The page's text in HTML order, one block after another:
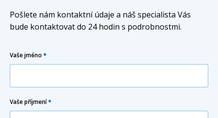
Pošlete nám kontaktní údaje a náš specialista Vás
bude kontaktovat do 24 hodin s podrobnostmi.
Vaše jméno *
Vaše příjmení*